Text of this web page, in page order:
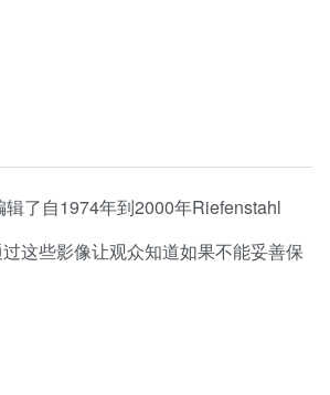
了自1974年到2000年Riefenstahl
这些影像让观众知道如果不能妥善保